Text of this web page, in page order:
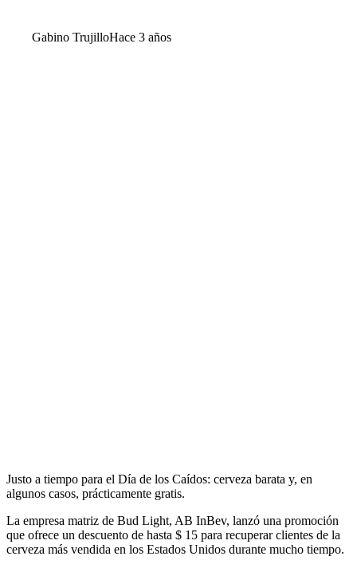
Gabino TrujilloHace 3 años
Justo a tiempo para el Día de los Caídos: cerveza barata y, en
algunos casos, prácticamente gratis.
La empresa matriz de Bud Light, AB InBev, lanzó una promoción
que ofrece un descuento de hasta $ 15 para recuperar clientes de la
cerveza más vendida en los Estados Unidos durante mucho tiempo.